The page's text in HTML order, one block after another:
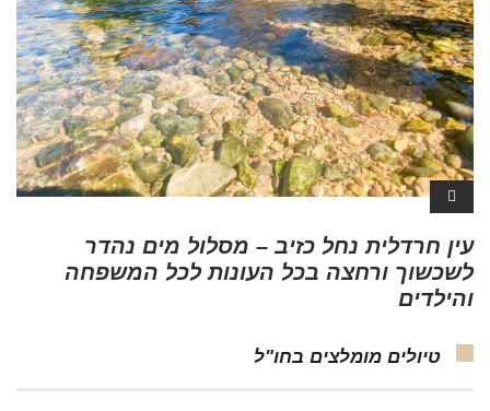
עין חרדלית נחל כזיב – מסלול מים נהדר
לשכשוך ורחצה בכל העונות לכל המשפחה
והילדים
טיולים מומלצים בחו"ל